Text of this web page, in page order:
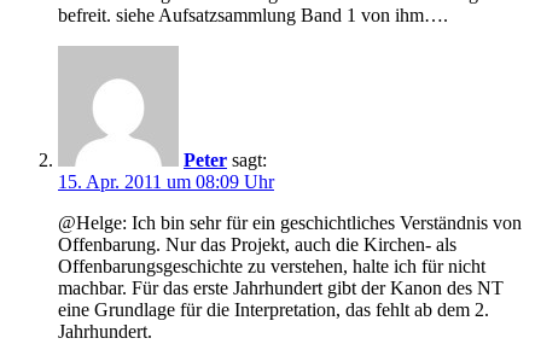
befreit. siehe Aufsatzsammlung Band 1 von ihm….
Peter sagt:
15. Apr. 2011 um 08:09 Uhr
@Helge: Ich bin sehr für ein geschichtliches Verständnis von
Offenbarung. Nur das Projekt, auch die Kirchen- als
Offenbarungsgeschichte zu verstehen, halte ich für nicht
machbar. Für das erste Jahrhundert gibt der Kanon des NT
eine Grundlage für die Interpretation, das fehlt ab dem 2.
Jahrhundert.